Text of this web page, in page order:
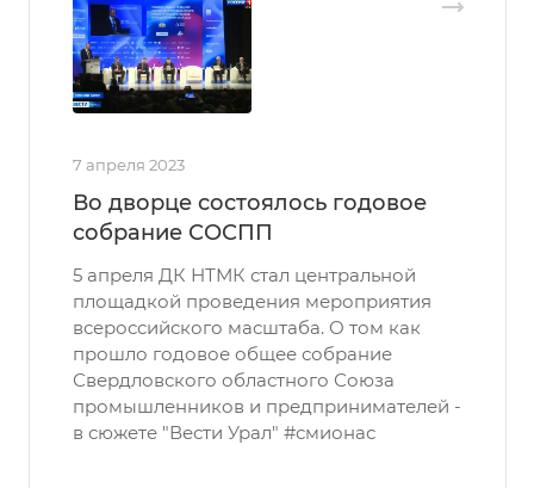
7 апреля 2023
Во дворце состоялось годовое
собрание СОСПП
5 апреля ДК НТМК стал центральной
площадкой проведения мероприятия
всероссийского масштаба. О том как
прошло годовое общее собрание
Свердловского областного Союза
промышленников и предпринимателей -
в сюжете "Вести Урал" #смионас